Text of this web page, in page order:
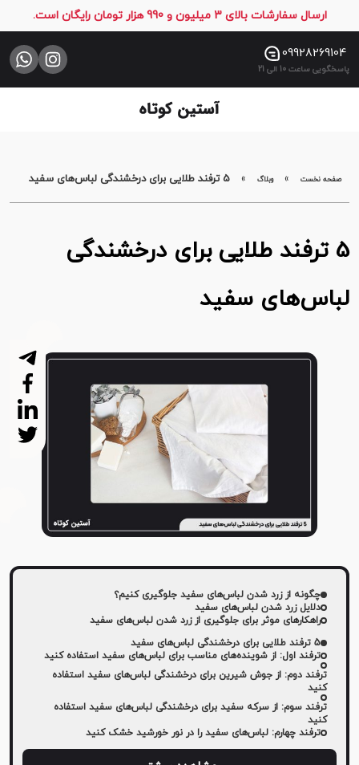
ارسال سفارشات بالای 3 میلیون و 990 هزار تومان رایگان است.
09928269104
پاسخگویی ساعت 10 الی 21
صفحه
نخست
فروشگاه
صفحه نخست » وبلاگ » 5 ترفند طلایی برای درخشندگی لباس‌های سفید
5 ترفند طلایی برای درخشندگی
لباس‌های سفید
چگونه از زرد شدن لباس‌های سفید جلوگیری کنیم؟
دلایل زرد شدن لباس‌های سفید
راهکارهای موثر برای جلوگیری از زرد شدن لباس‌های سفید
5 ترفند طلایی برای درخشندگی لباس‌های سفید
ترفند اول: از شوینده‌های مناسب برای لباس‌های سفید استفاده کنید
ترفند دوم: از جوش شیرین برای درخشندگی لباس‌های سفید استفاده
کنید
ترفند سوم: از سرکه سفید برای درخشندگی لباس‌های سفید استفاده
کنید
ترفند چهارم: لباس‌های سفید را در نور خورشید خشک کنید